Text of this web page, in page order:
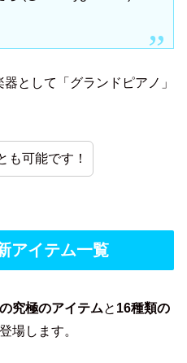
として「グランドピアノ」
も可能です！
アイテム一覧
究極のアイテムと 16種類の
場します。